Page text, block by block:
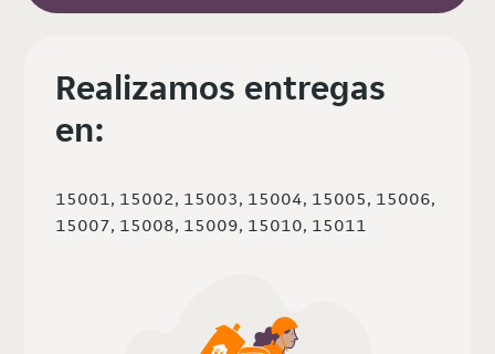
Realizamos entregas
en:
15001, 15002, 15003, 15004, 15005, 15006,
15007, 15008, 15009, 15010, 15011